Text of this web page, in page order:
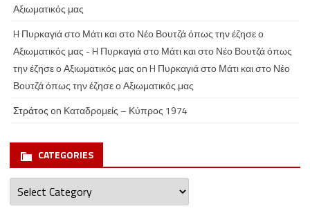
Αξιωματικός μας
H Πυρκαγιά στο Μάτι και στο Νέο Βουτζά όπως την έζησε ο
Αξιωματικός μας - H Πυρκαγιά στο Μάτι και στο Νέο Βουτζά όπως
την έζησε ο Αξιωματικός μαςonH Πυρκαγιά στο Μάτι και στο Νέο
Βουτζά όπως την έζησε ο Αξιωματικός μας
Στράτοςon Καταδρομείς – Κύπρος 1974
CATEGORIES
Categories